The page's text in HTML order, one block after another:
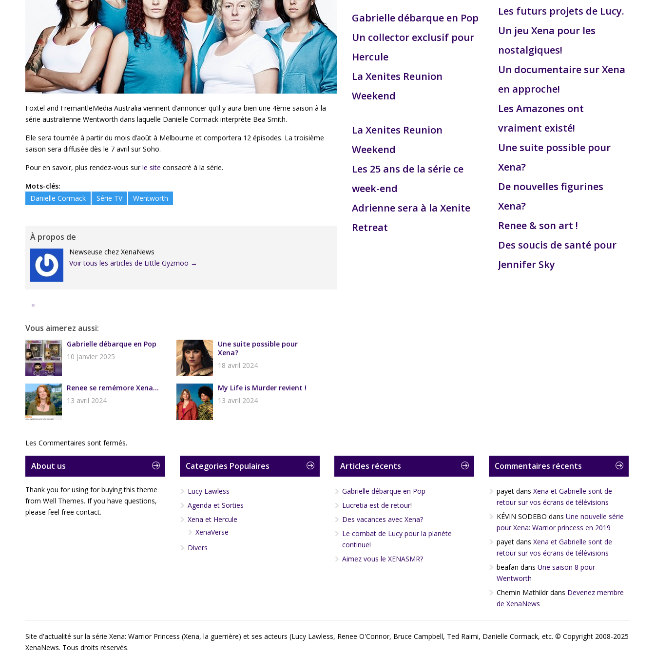
Foxtel and FremantleMedia Australia viennent d’annoncer qu’il y aura bien une 4ème saison à la
série australienne Wentworth dans laquelle Danielle Cormack interprète Bea Smith.
Elle sera tournée à partir du mois d’août à Melbourne et comportera 12 épisodes. La troisième
saison sera diffusée dès le 7 avril sur Soho.
Pour en savoir, plus rendez-vous surle site consacré à la série.
Mots-clés:
Danielle Cormack
Série TV Wentworth
À propos de
Newseuse chez XenaNews
Voir tous les articles de Little Gyzmoo →
Vous aimerez aussi:
Gabrielle débarque en Pop
10 janvier 2025
Une suite possible pour
Xena?
18 avril 2024
Renee se remémore Xena…
13 avril 2024
My Life is Murder revient !
13 avril 2024
Les Commentaires sont fermés.
Gabrielle débarque en Pop
Un collector exclusif pour
Hercule
La Xenites Reunion
Weekend
La Xenites Reunion
Weekend
Les 25 ans de la série ce
week-end
Adrienne sera à la Xenite
Retreat
Les futurs projets de Lucy.
Un jeu Xena pour les
nostalgiques!
Un documentaire sur Xena
en approche!
Les Amazones ont
vraiment existé!
Une suite possible pour
Xena?
De nouvelles figurines
Xena?
Renee & son art !
Des soucis de santé pour
Jennifer Sky
About us
Thank you for using for buying this theme
from Well Themes. If you have questions,
please feel free contact.
Categories Populaires
Lucy Lawless
Agenda et Sorties
Xena et Hercule
XenaVerse
Divers
Articles récents
Gabrielle débarque en Pop
Lucretia est de retour!
Des vacances avec Xena?
Le combat de Lucy pour la planète
continue!
Aimez vous le XENASMR?
Commentaires récents
payet dans Xena et Gabrielle sont de
retour sur vos écrans de télévisions
KÉVIN SODEBO dans Une nouvelle série
pour Xena: Warrior princess en 2019
payet dans Xena et Gabrielle sont de
retour sur vos écrans de télévisions
beafan dans Une saison 8 pour
Wentworth
Chemin Mathildrdans Devenez membre
de XenaNews
Site d'actualité sur la série Xena: Warrior Princess (Xena, la guerrière) et ses acteurs (Lucy Lawless, Renee O'Connor, Bruce Campbell, Ted Raimi, Danielle Cormack, etc. © Copyright 2008-2025
XenaNews. Tous droits réservés.